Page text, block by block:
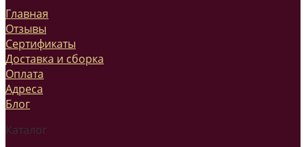
Главная
Отзывы
Сертификаты
Доставка и сборка
Оплата
Адреса
Блог
Каталог